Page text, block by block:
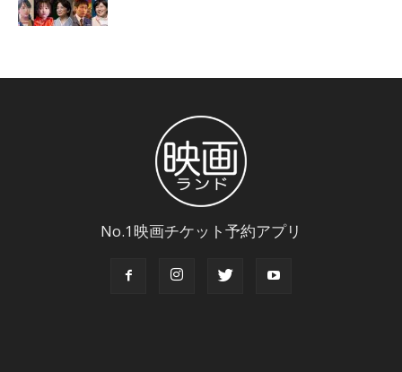
No.1映画チケット予約アプリ